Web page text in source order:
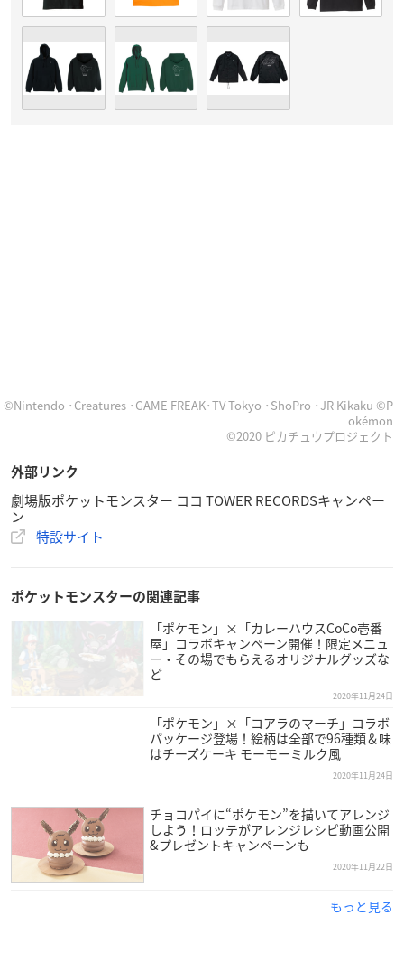
©Nintendo ･Creatures ･GAME FREAK･TV Tokyo ･ShoPro ･JR Kikaku ©P
okémon
©2020 ピカチュウプロジェクト
外部リンク
劇場版ポケットモンスター ココ TOWER RECORDSキャンペー
ン
特設サイト
ポケットモンスターの関連記事
「ポケモン」×「カレーハウスCoCo壱番
屋」コラボキャンペーン開催！限定メニュ
ー・その場でもらえるオリジナルグッズな
ど
2020年11月24日
「ポケモン」×「コアラのマーチ」コラボ
パッケージ登場！絵柄は全部で96種類＆味
はチーズケーキ モーモーミルク風
2020年11月24日
チョコパイに“ポケモン”を描いてアレンジ
しよう！ロッテがアレンジレシピ動画公開
&プレゼントキャンペーンも
2020年11月22日
もっと見る